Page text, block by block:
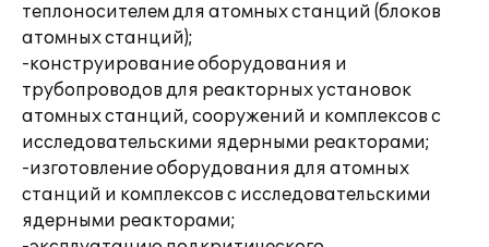
теплоносителем для атомных станций (блоков
атомных станций);
-конструирование оборудования и
трубопроводов для реакторных установок
атомных станций, сооружений и комплексов с
исследовательскими ядерными реакторами;
-изготовление оборудования для атомных
станций и комплексов с исследовательскими
ядерными реакторами;